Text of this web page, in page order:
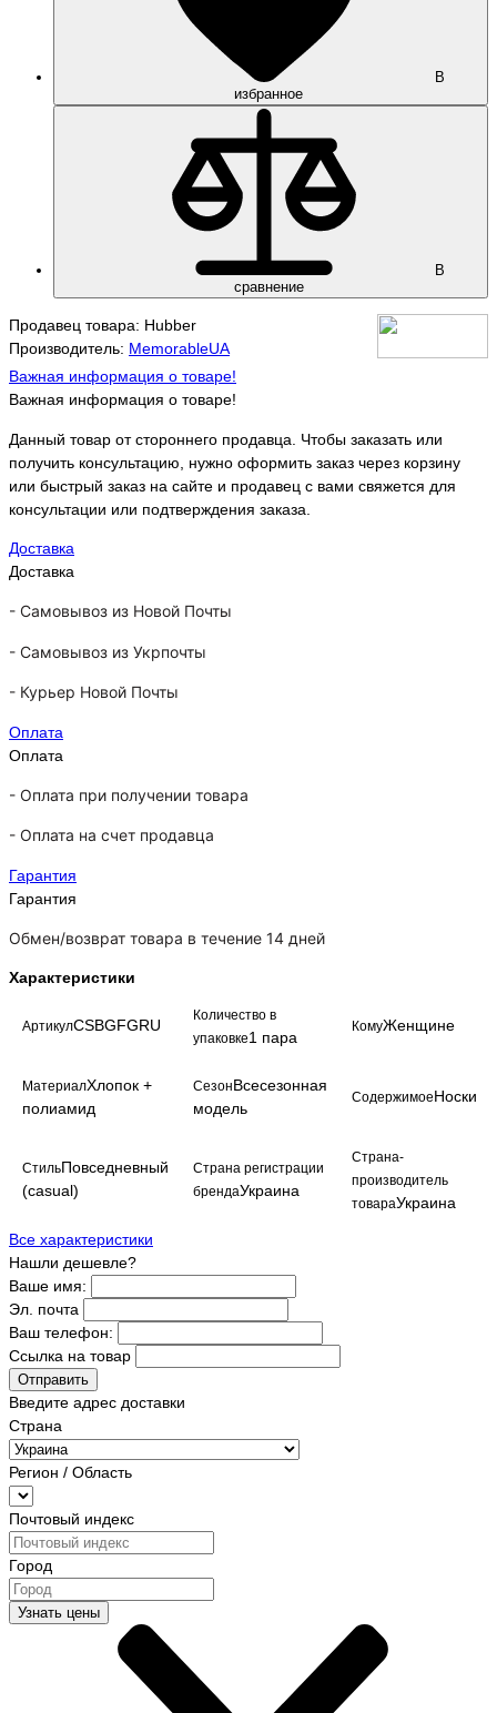
В
избранное
В
сравнение
Продавец товара: Hubber
Производитель: MemorableUA
Важная информация о товаре!
Важная информация о товаре!
Данный товар от стороннего продавца. Чтобы заказать или
получить консультацию, нужно оформить заказ через корзину
или быстрый заказ на сайте и продавец с вами свяжется для
консультации или подтверждения заказа.
Доставка
Доставка
- Самовывоз из Новой Почты
- Самовывоз из Укрпочты
- Курьер Новой Почты
Оплата
Оплата
- Оплата при получении товара
- Оплата на счет продавца
Гарантия
Гарантия
Обмен/возврат товара в течение 14 дней
Характеристики
АртикулCSBGFGRU
Количество в
упаковке1 пара
КомуЖенщине
МатериалХлопок +
полиамид
СезонВсесезонная
модель
СодержимоеНоски
СтильПовседневный
(casual)
Страна регистрации
брендаУкраина
Страна-
производитель
товараУкраина
Все характеристики
Нашли дешевле?
Ваше имя:
Эл. почта
Ваш телефон:
Ссылка на товар
Отправить
Введите адрес доставки
Страна
Регион / Область
Почтовый индекс
Город
Узнать цены